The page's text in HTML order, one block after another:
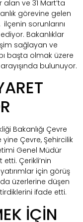
alan ve 31 Mart’ta
görevine gelen
sorunlarını
Bakanlıklar
sağlayan ve
başta olmak üzere
bulunuyor.
Bakanlığı Çevre
Çevre, Şehircilik
Genel Müdür
etti. Çerikli’nin
için görüş
üzerlerine düşen
ifade etti.
İÇİN